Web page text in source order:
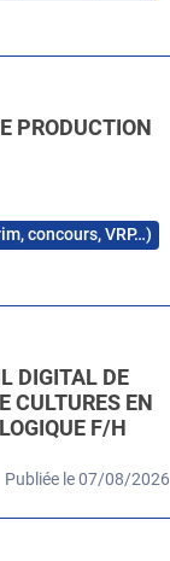
PRODUCTION
concours, VRP…)
DIGITAL DE
CULTURES EN
F/H
Publiée le 07/08/2026